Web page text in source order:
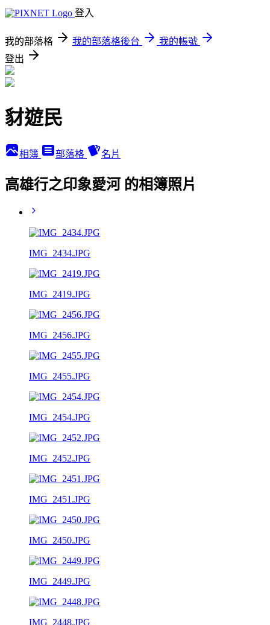
登入
我的部落格 我的部落格後台
我的帳號
登出
豺遊民
相簿 部落格 名片
高雄行之印象愛河 的相簿照片
IMG_2434.JPG
IMG_2419.JPG
IMG_2456.JPG
IMG_2455.JPG
IMG_2454.JPG
IMG_2452.JPG
IMG_2451.JPG
IMG_2450.JPG
IMG_2449.JPG
IMG_2448.JPG